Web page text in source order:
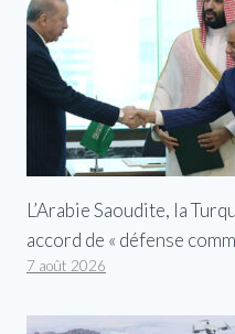
L’Arabie Saoudite, la
accord de « défense
7 août 2026